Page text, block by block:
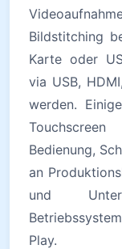
Bildstitching
Karte oder
via USB,
werden.
Bedienung,
an
und
Play.